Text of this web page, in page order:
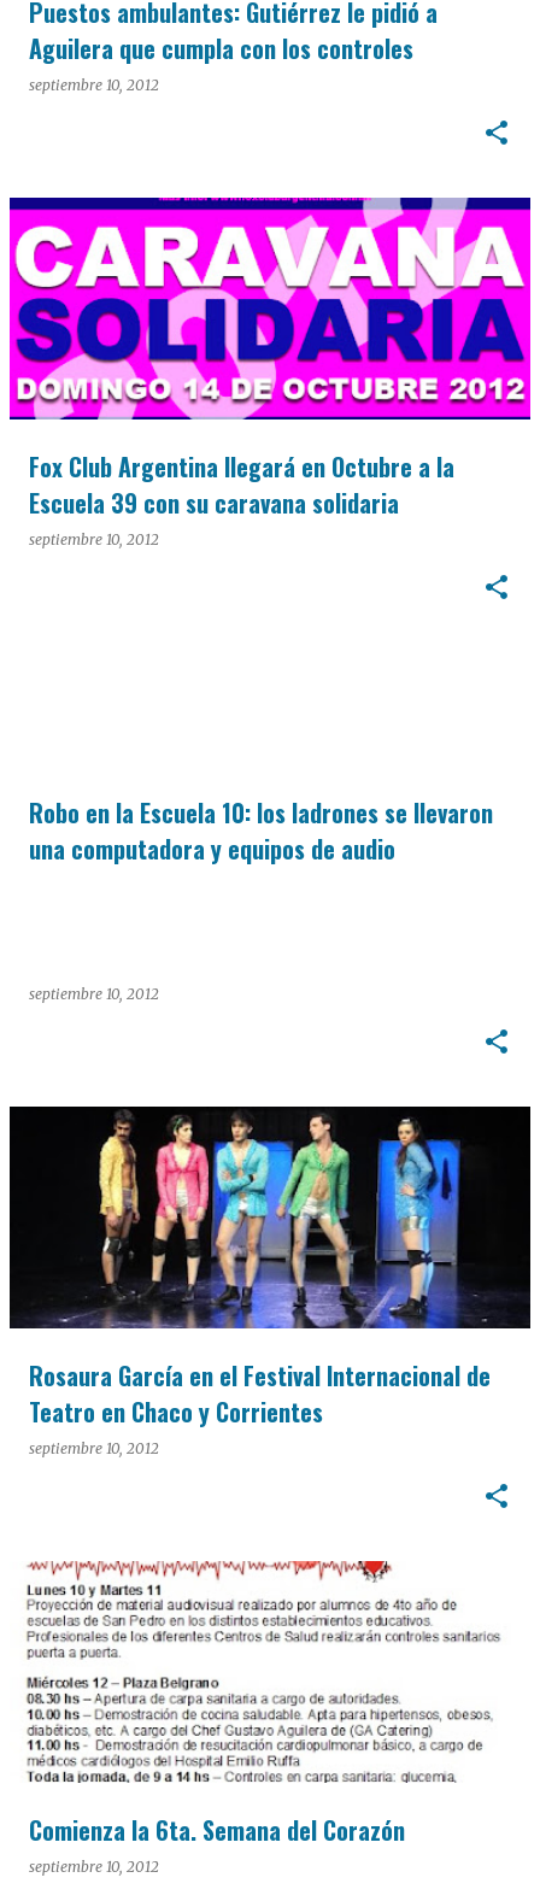
Puestos ambulantes: Gutiérrez le pidió a
Aguilera que cumpla con los controles
septiembre 10, 2012
Fox Club Argentina llegará en Octubre a la
Escuela 39 con su caravana solidaria
septiembre 10, 2012
Robo en la Escuela 10: los ladrones se llevaron
una computadora y equipos de audio
septiembre 10, 2012
Rosaura García en el Festival Internacional de
Teatro en Chaco y Corrientes
septiembre 10, 2012
Comienza la 6ta. Semana del Corazón
septiembre 10, 2012